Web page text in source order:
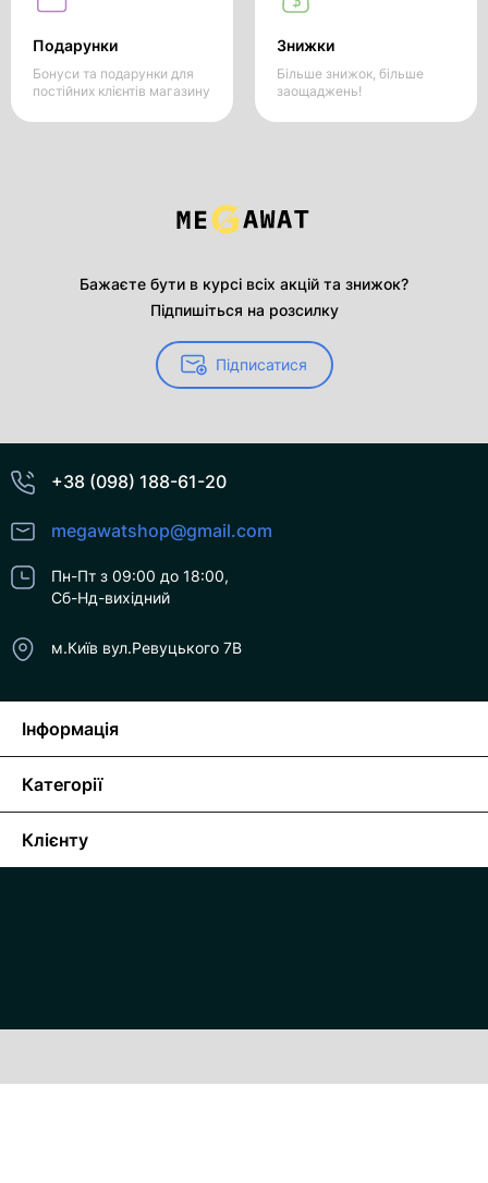
Подарунки
Бонуси та подарунки для
постійних клієнтів магазину
Знижки
Більше знижок, більше
заощаджень!
Бажаєте бути в курсі всіх акцій та знижок?
Підпишіться на розсилку
Підписатися
+38 (098) 188-61-20
megawatshop@gmail.com
Пн-Пт з 09:00 до 18:00,
Сб-Нд-вихідний
м.Київ вул.Ревуцького 7В
Інформація
Категорії
Клієнту